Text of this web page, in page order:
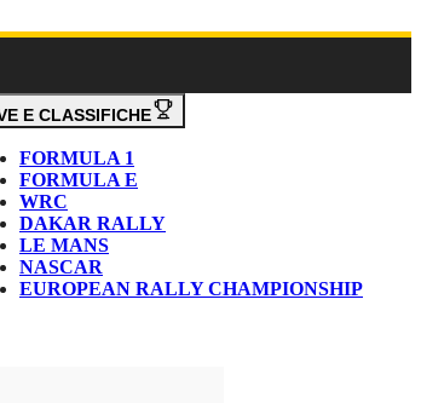
E CLASSIFICHE
FORMULA 1
FORMULA E
WRC
DAKAR RALLY
LE MANS
NASCAR
EUROPEAN RALLY CHAMPIONSHIP